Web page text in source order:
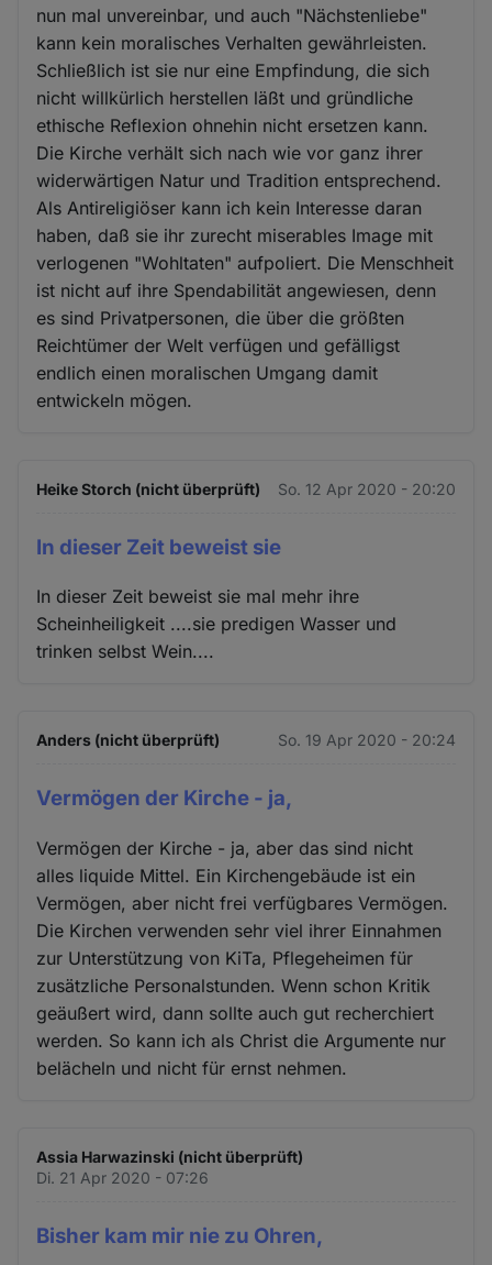
nun mal unvereinbar, und auch "Nächstenliebe"
kann kein moralisches Verhalten gewährleisten.
Schließlich ist sie nur eine Empfindung, die sich
nicht willkürlich herstellen läßt und gründliche
ethische Reflexion ohnehin nicht ersetzen kann.
Die Kirche verhält sich nach wie vor ganz ihrer
widerwärtigen Natur und Tradition entsprechend.
Als Antireligiöser kann ich kein Interesse daran
haben, daß sie ihr zurecht miserables Image mit
verlogenen "Wohltaten" aufpoliert. Die Menschheit
ist nicht auf ihre Spendabilität angewiesen, denn
es sind Privatpersonen, die über die größten
Reichtümer der Welt verfügen und gefälligst
endlich einen moralischen Umgang damit
entwickeln mögen.
Heike Storch (nicht überprüft) So. 12 Apr 2020 - 20:20
In dieser Zeit beweist sie
In dieser Zeit beweist sie mal mehr ihre
Scheinheiligkeit ....sie predigen Wasser und
trinken selbst Wein....
Anders (nicht überprüft) So. 19 Apr 2020 - 20:24
Vermögen der Kirche - ja,
Vermögen der Kirche - ja, aber das sind nicht
alles liquide Mittel. Ein Kirchengebäude ist ein
Vermögen, aber nicht frei verfügbares Vermögen.
Die Kirchen verwenden sehr viel ihrer Einnahmen
zur Unterstützung von KiTa, Pflegeheimen für
zusätzliche Personalstunden. Wenn schon Kritik
geäußert wird, dann sollte auch gut recherchiert
werden. So kann ich als Christ die Argumente nur
belächeln und nicht für ernst nehmen.
Assia Harwazinski (nicht überprüft)
Di. 21 Apr 2020 - 07:26
Bisher kam mir nie zu Ohren,